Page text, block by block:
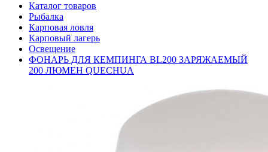
Каталог товаров
Рыбалка
Карповая ловля
Карповый лагерь
Освещение
ФОНАРЬ ДЛЯ КЕМПИНГА BL200 ЗАРЯЖАЕМЫЙ
200 ЛЮМЕН QUECHUA